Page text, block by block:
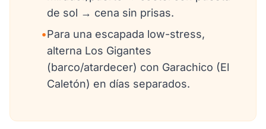
de sol → cena sin prisas.
•Para una escapada low-stress,
alterna Los Gigantes
(barco/atardecer) con Garachico (El
Caletón) en días separados.